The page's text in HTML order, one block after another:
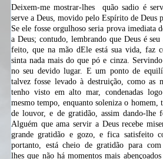
Deixem-me mostrar-lhes
quão sadio é
serve a Deus, movido pelo Espírito de Deus
Se ele fosse orgulhoso seria prova imediata
a Deus; contudo, lembrando que Deus é
feito, que na mão dEle está sua vida, faz
sinta nada mais do que pó e cinza.
no seu devido lugar. E um ponto de
talvez fosse levado à destruição, como as
tenho visto em alto mar, condenadas
mesmo tempo, enquanto soleniza o homem,
de louvor, e de gratidão, assim dando-lhe
Alguém que ama servir a Deus recebe
grande gratidão e gozo, e fica satisfeito
portanto, está cheio de gratidão para
lhes que não há momentos mais